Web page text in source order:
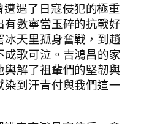
遇了日寇侵犯的極重
數寧當玉碎的抗戰好
天里孤身奮戰，到趙
歌可泣。吉鴻昌的家
解了祖輩們的堅韌與
到汗青付與我們這一